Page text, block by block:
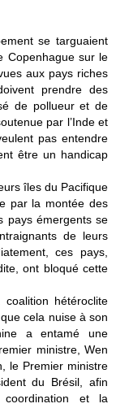
se targuaient
Copenhague sur le
aux pays riches
prendre des
de pollueur et de
par l’Inde et
pas entendre
être un handicap
îles du Pacifique
par la montée des
pays émergents se
de leurs
ces pays,
ont bloqué cette
hétéroclite
cela nuise à son
a entamé une
ministre, Wen
le Premier ministre
du Brésil, afin
coordination et la